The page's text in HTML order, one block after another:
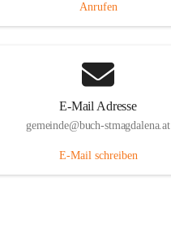
Anrufen
E-Mail Adresse
gemeinde@buch-stmagdalena.at
E-Mail schreiben